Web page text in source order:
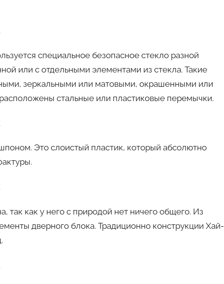
специальное безопасное стекло разной
или с отдельными элементами из стекла. Такие
зеркальными или матовыми, окрашенными или
стальные или пластиковые перемычки.
Это слоистый пластик, который абсолютно
так как у него с природой нет ничего общего. Из
дверного блока. Традиционно конструкции Хай-